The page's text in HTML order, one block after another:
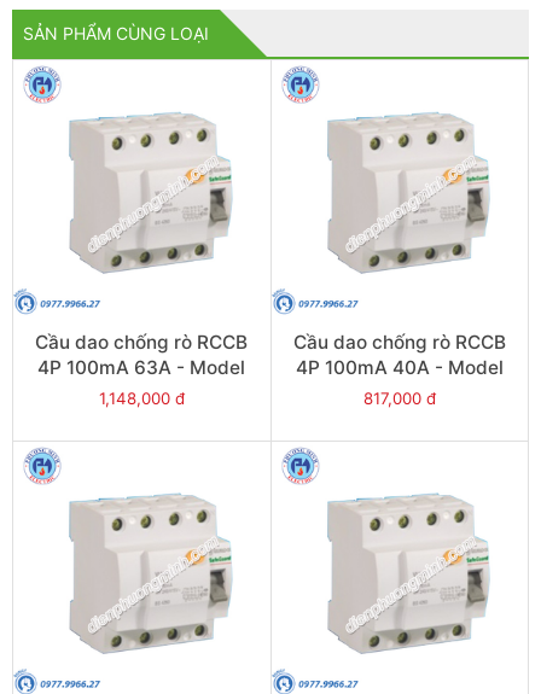
SẢN PHẨM CÙNG LOẠI
Cầu dao chống rò RCCB
4P 100mA 63A - Model
VLL45N/4063/100
1,148,000 đ
Cầu dao chống rò RCCB
4P 100mA 40A - Model
VLL45N/4040/100
817,000 đ